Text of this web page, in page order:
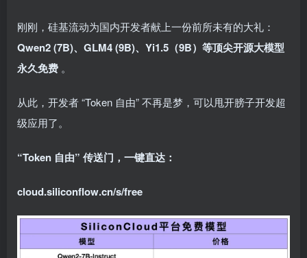
刚刚，硅基流动为国内开发者献上一份前所未有的大礼：
Qwen2 (7B)、GLM4 (9B)、Yi1.5（9B）等顶尖开源大模型
永久免费 。
从此，开发者 “Token 自由” 不再是梦，可以甩开膀子开发超
级应用了。
“Token 自由” 传送门，一键直达：
cloud.siliconflow.cn/s/free